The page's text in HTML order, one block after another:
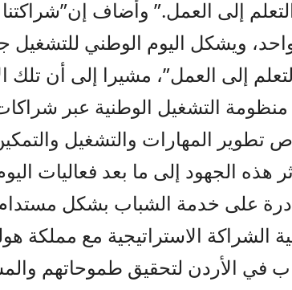
إلى العمل.” وأضاف
ويشكل اليوم الوطني للتشغيل
إلى العمل”، مشيرا إلى أن
منظومة التشغيل الوطنية عبر
تطوير المهارات والتشغيل
هذه الجهود إلى ما بعد فعاليات
على خدمة الشباب بشكل
الشراكة الاستراتيجية مع مملكة
في الأردن لتحقيق طموحاتهم